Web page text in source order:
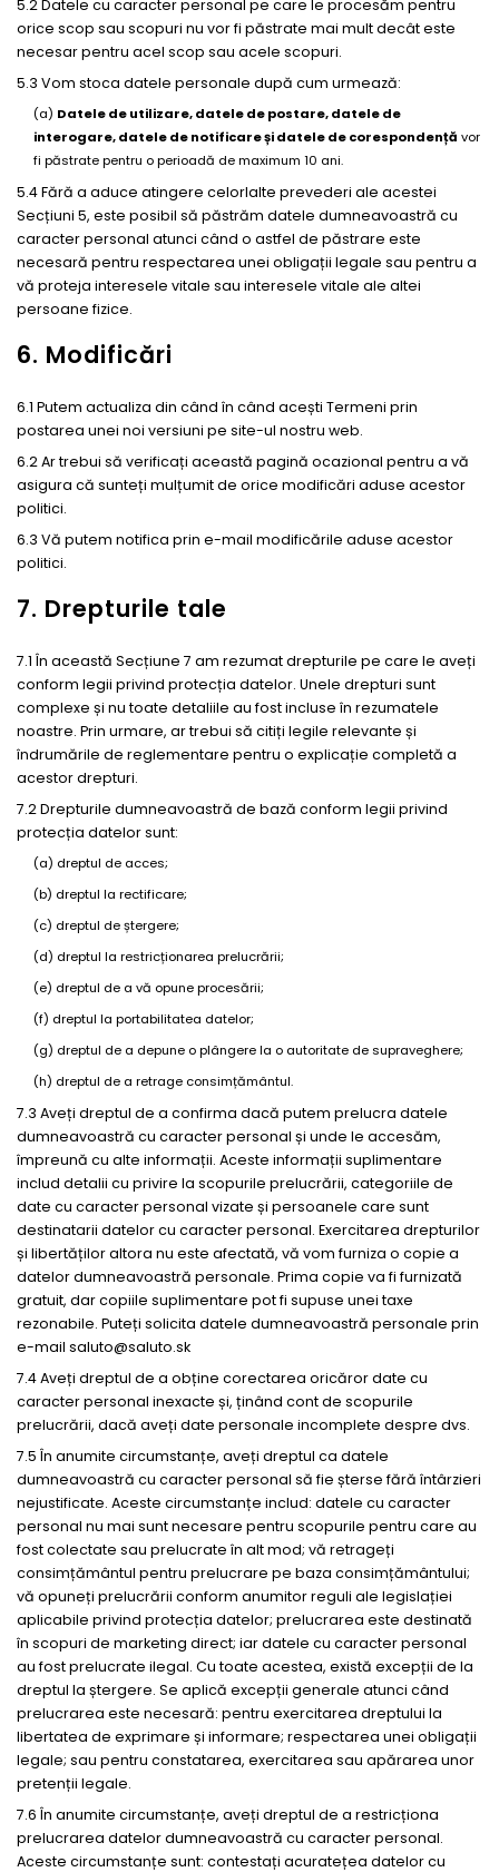
5.2 Datele cu caracter personal pe care le procesăm pentru
orice scop sau scopuri nu vor fi păstrate mai mult decât este
necesar pentru acel scop sau acele scopuri.
5.3 Vom stoca datele personale după cum urmează:
(a) Datele de utilizare, datele de postare, datele de
interogare, datele de notificare și datele de corespondență vor
fi păstrate pentru o perioadă de maximum 10 ani.
5.4 Fără a aduce atingere celorlalte prevederi ale acestei
Secțiuni 5, este posibil să păstrăm datele dumneavoastră cu
caracter personal atunci când o astfel de păstrare este
necesară pentru respectarea unei obligații legale sau pentru a
vă proteja interesele vitale sau interesele vitale ale altei
persoane fizice.
6. Modificări
6.1 Putem actualiza din când în când acești Termeni prin
postarea unei noi versiuni pe site-ul nostru web.
6.2 Ar trebui să verificați această pagină ocazional pentru a vă
asigura că sunteți mulțumit de orice modificări aduse acestor
politici.
6.3 Vă putem notifica prin e-mail modificările aduse acestor
politici.
7. Drepturile tale
7.1 În această Secțiune 7 am rezumat drepturile pe care le aveți
conform legii privind protecția datelor. Unele drepturi sunt
complexe și nu toate detaliile au fost incluse în rezumatele
noastre. Prin urmare, ar trebui să citiți legile relevante și
îndrumările de reglementare pentru o explicație completă a
acestor drepturi.
7.2 Drepturile dumneavoastră de bază conform legii privind
protecția datelor sunt:
(a) dreptul de acces;
(b) dreptul la rectificare;
(c) dreptul de ștergere;
(d) dreptul la restricționarea prelucrării;
(e) dreptul de a vă opune procesării;
(f) dreptul la portabilitatea datelor;
(g) dreptul de a depune o plângere la o autoritate de supraveghere;
(h) dreptul de a retrage consimțământul.
7.3 Aveți dreptul de a confirma dacă putem prelucra datele
dumneavoastră cu caracter personal și unde le accesăm,
împreună cu alte informații. Aceste informații suplimentare
includ detalii cu privire la scopurile prelucrării, categoriile de
date cu caracter personal vizate și persoanele care sunt
destinatarii datelor cu caracter personal. Exercitarea drepturilor
și libertăților altora nu este afectată, vă vom furniza o copie a
datelor dumneavoastră personale. Prima copie va fi furnizată
gratuit, dar copiile suplimentare pot fi supuse unei taxe
rezonabile. Puteți solicita datele dumneavoastră personale prin
e-mail saluto@saluto.sk
7.4 Aveți dreptul de a obține corectarea oricăror date cu
caracter personal inexacte și, ținând cont de scopurile
prelucrării, dacă aveți date personale incomplete despre dvs.
7.5 În anumite circumstanțe, aveți dreptul ca datele
dumneavoastră cu caracter personal să fie șterse fără întârzieri
nejustificate. Aceste circumstanțe includ: datele cu caracter
personal nu mai sunt necesare pentru scopurile pentru care au
fost colectate sau prelucrate în alt mod; vă retrageți
consimțământul pentru prelucrare pe baza consimțământului;
vă opuneți prelucrării conform anumitor reguli ale legislației
aplicabile privind protecția datelor; prelucrarea este destinată
în scopuri de marketing direct; iar datele cu caracter personal
au fost prelucrate ilegal. Cu toate acestea, există excepții de la
dreptul la ștergere. Se aplică excepții generale atunci când
prelucrarea este necesară: pentru exercitarea dreptului la
libertatea de exprimare și informare; respectarea unei obligații
legale; sau pentru constatarea, exercitarea sau apărarea unor
pretenții legale.
7.6 În anumite circumstanțe, aveți dreptul de a restricționa
prelucrarea datelor dumneavoastră cu caracter personal.
Aceste circumstanțe sunt: contestați acuratețea datelor cu